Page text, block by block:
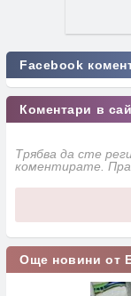
Facebook
Коментари в
Трябва да сте
коментирате.
Още новини от